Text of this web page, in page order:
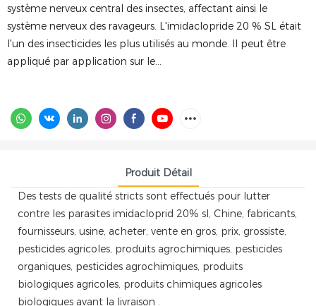
système nerveux central des insectes, affectant ainsi le
système nerveux des ravageurs. L'imidaclopride 20 % SL était
l'un des insecticides les plus utilisés au monde. Il peut être
appliqué par application sur le...
Produit Détail
Des tests de qualité stricts sont effectués pour lutter
contre les parasites imidacloprid 20% sl, Chine, fabricants,
fournisseurs, usine, acheter, vente en gros, prix, grossiste,
pesticides agricoles, produits agrochimiques, pesticides
organiques, pesticides agrochimiques, produits
biologiques agricoles, produits chimiques agricoles
biologiques avant la livraison .